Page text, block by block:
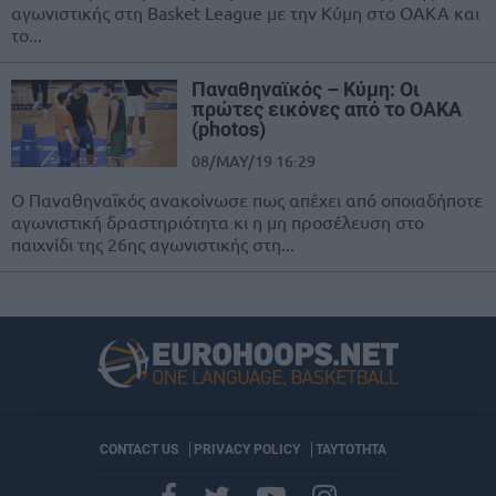
αγωνιστικής στη Basket League με την Κύμη στο ΟΑΚΑ και
το...
Παναθηναϊκός – Κύμη: Οι
πρώτες εικόνες από το ΟΑΚΑ
(photos)
08/MAY/19 16:29
Ο Παναθηναϊκός ανακοίνωσε πως απέχει από οποιαδήποτε
αγωνιστική δραστηριότητα κι η μη προσέλευση στο
παιχνίδι της 26ης αγωνιστικής στη...
CONTACT US PRIVACY POLICY ΤΑΥΤΟΤΗΤΑ